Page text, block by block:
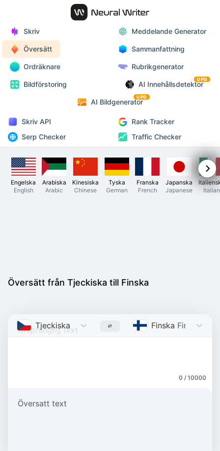
Skriv Meddelande Generator
Översätt Sammanfattning
Ordräknare Rubrikgenerator
Bildförstoring AI Innehållsdetektor
UPD
AI Bildgenerator
UPD
Skriv API
Rank Tracker
Serp Checker
Traffic Checker
Engelska
English
Arabiska
Arabic
Kinesiska
Chinese
Tyska
German
Franska
French
Japanska
Japanese
Italian
Översätt från Tjeckiska till Finska
Tjeckiska Czech Finska Finnish
0 / 10000
Översatt text